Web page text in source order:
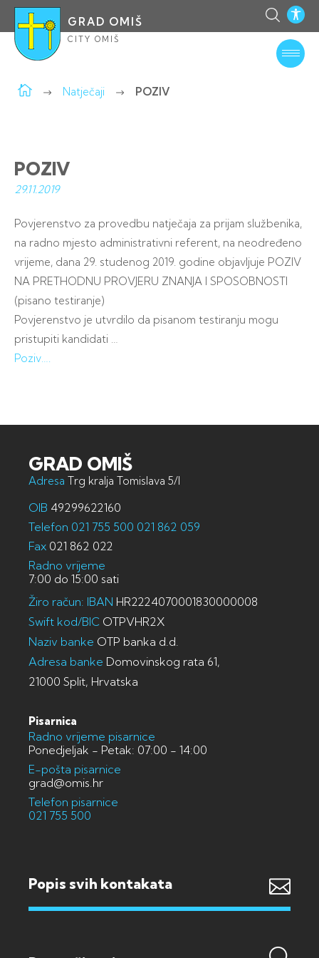
GRAD OMIŠ
CITY OMIŠ
Natječaji POZIV
POZIV
29.11.2019
Povjerenstvo za provedbu natječaja za prijam službenika,
na radno mjesto administrativni referent, na neodređeno
vrijeme, dana 29. studenog 2019. godine objavljuje POZIV
NA PRETHODNU PROVJERU ZNANJA I SPOSOBNOSTI
(pisano testiranje)
Povjerenstvo je utvrdilo da pisanom testiranju mogu
pristupiti kandidati …
Poziv….
GRAD OMIŠ
Adresa Trg kralja Tomislava 5/I
OIB 49299622160
Telefon 021 755 500 021 862 059
Fax 021 862 022
Radno vrijeme
7:00 do 15:00 sati
Žiro račun: IBAN HR2224070001830000008
Swift kod/BIC OTPVHR2X
Naziv banke OTP banka d.d.
Adresa banke Domovinskog rata 61,
21000 Split, Hrvatska
Pisarnica
Radno vrijeme pisarnice
Ponedjeljak - Petak: 07:00 - 14:00
E-pošta pisarnice
grad@omis.hr
Telefon pisarnice
021 755 500
Popis svih kontakata